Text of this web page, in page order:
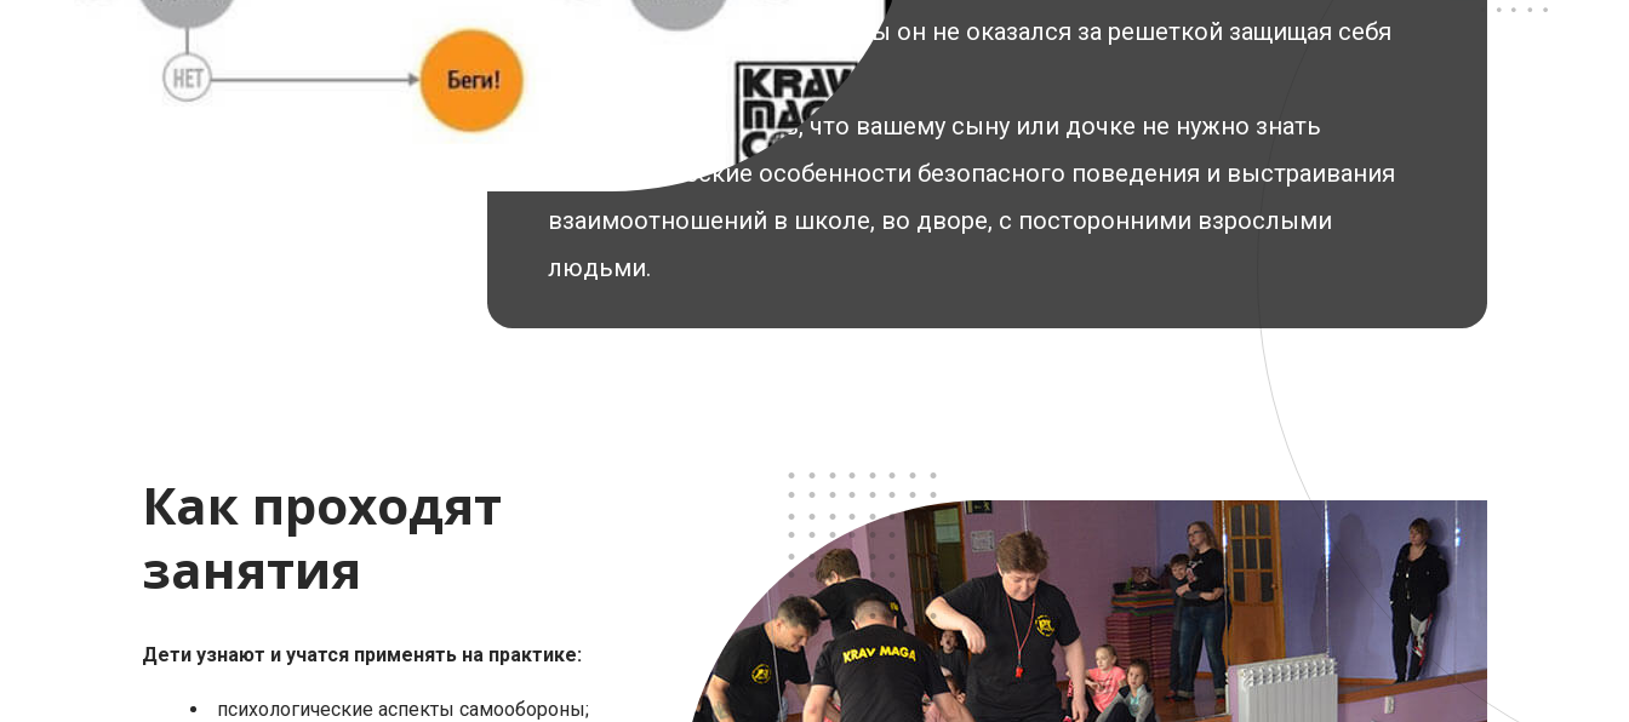
основы самообороны, чтобы он не оказался за решеткой защищая себя
Если вы ручаетесь, что вашему сыну или дочке не нужно знать
психологические особенности безопасного поведения и выстраивания
взаимоотношений в школе, во дворе, с посторонними взрослыми
людьми.
Как проходят
занятия
Дети узнают и учатся применять на практике:
психологические аспекты самообороны;